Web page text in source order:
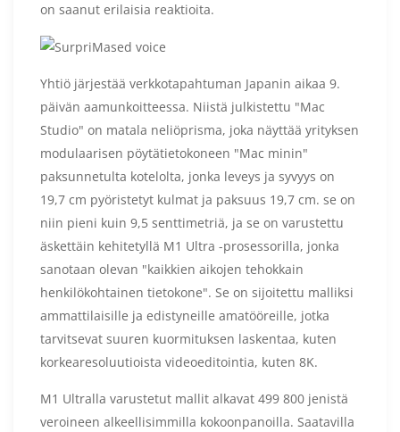
on saanut erilaisia ​​reaktioita.
Yhtiö järjestää verkkotapahtuman Japanin aikaa 9.
päivän aamunkoitteessa. Niistä julkistettu "Mac
Studio" on matala neliöprisma, joka näyttää yrityksen
modulaarisen pöytätietokoneen "Mac minin"
paksunnetulta kotelolta, jonka leveys ja syvyys on
19,7 cm pyöristetyt kulmat ja paksuus 19,7 cm. se on
niin pieni kuin 9,5 senttimetriä, ja se on varustettu
äskettäin kehitetyllä M1 Ultra -prosessorilla, jonka
sanotaan olevan "kaikkien aikojen tehokkain
henkilökohtainen tietokone". Se on sijoitettu malliksi
ammattilaisille ja edistyneille amatööreille, jotka
tarvitsevat suuren kuormituksen laskentaa, kuten
korkearesoluutioista videoeditointia, kuten 8K.
M1 Ultralla varustetut mallit alkavat 499 800 jenistä
veroineen alkeellisimmilla kokoonpanoilla. Saatavilla